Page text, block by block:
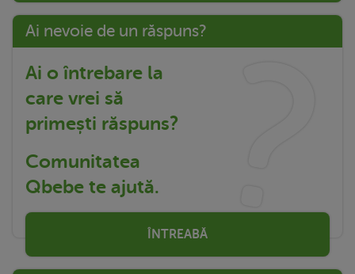
Ai nevoie de un răspuns?
Ai o întrebare la
care vrei să
primești răspuns?
Comunitatea
Qbebe te ajută.
ÎNTREABĂ